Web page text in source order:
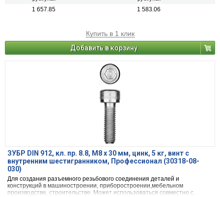
1 657.85 1 583.06
Купить в 1 клик
Добавить в корзину
ЗУБР DIN 912, кл. пр. 8.8, М8 х 30 мм, цинк, 5 кг, винт с
внутренним шестигранником, Профессионал (30318-08-
030)
Для создания разъемного резьбового соединения деталей и
конструкций в машиностроении, приборостроении,мебельном
производстве, строительстве. Может использоваться совместно с